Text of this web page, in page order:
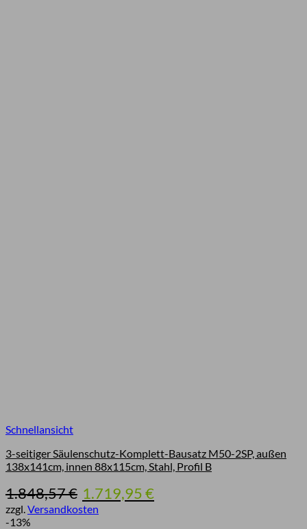
Schnellansicht
3-seitiger Säulenschutz-Komplett-Bausatz M50-2SP, außen
138x141cm, innen 88x115cm, Stahl, Profil B
1.848,57€ Ursprünglicher
Preis
war:
1.719,95€
Preis
zzgl.Versandkosten
-13%